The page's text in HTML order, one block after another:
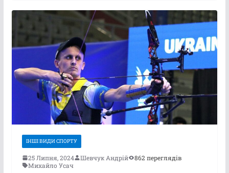
ІНШІ ВИДИ СПОРТУ
25 Липня, 2024 Шевчук Андрій
862 переглядів
Михайло Усач